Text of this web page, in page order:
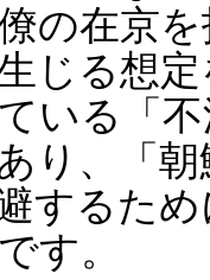
の在京
じる想
いる「
り、「
するた
す。